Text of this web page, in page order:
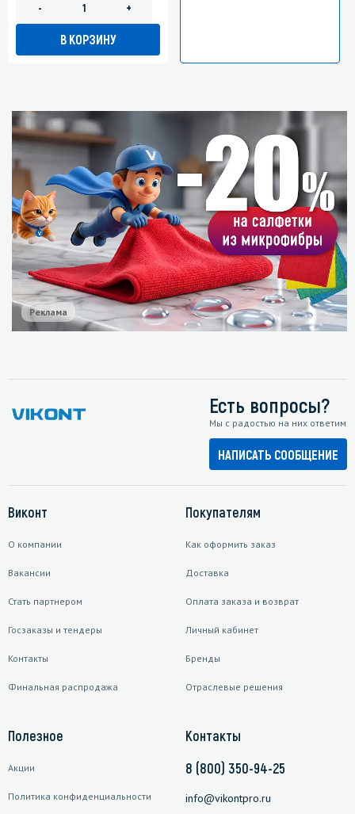
- +
В КОРЗИНУ
Реклама
Есть вопросы?
Мы с радостью на них ответим
НАПИСАТЬ СООБЩЕНИЕ
Виконт
О компании
Вакансии
Стать партнером
Госзаказы и тендеры
Контакты
Финальная распродажа
Покупателям
Как оформить заказ
Доставка
Оплата заказа и возврат
Личный кабинет
Бренды
Отраслевые решения
Полезное
Акции
Политика конфиденциальности
Контакты
8 (800) 350-94-25
info@vikontpro.ru